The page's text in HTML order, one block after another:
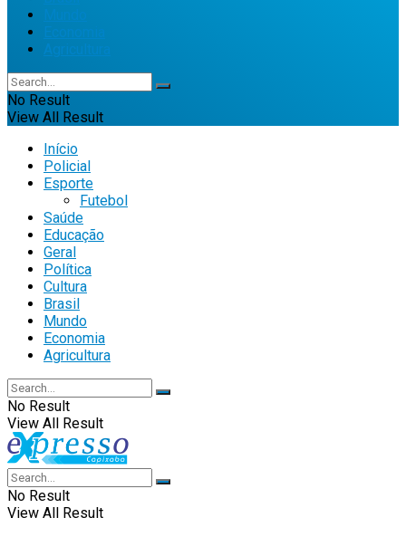
Agricultura
No Result
View All Result
Início
Policial
Esporte
Futebol
Saúde
Educação
Geral
Política
Cultura
Brasil
Mundo
Economia
Agricultura
No Result
View All Result
No Result
View All Result